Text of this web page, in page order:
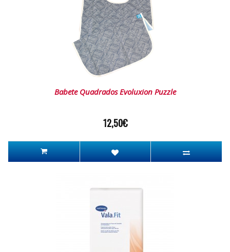
Babete Quadrados Evoluxion Puzzle
12,50€